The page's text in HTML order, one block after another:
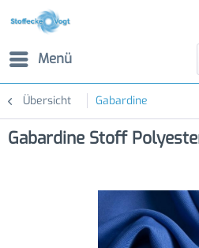
Menü
Übersicht Gabardine
Gabardine Stoff